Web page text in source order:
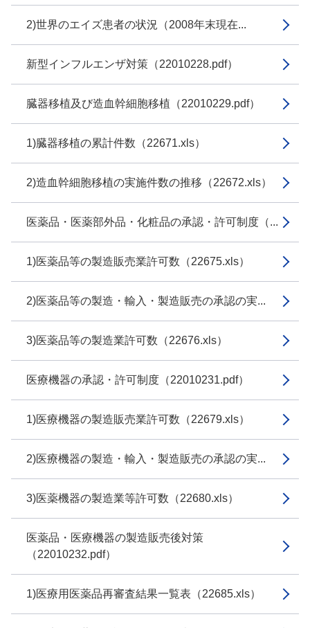
2)世界のエイズ患者の状況（2008年末現在...
新型インフルエンザ対策（22010228.pdf）
臓器移植及び造血幹細胞移植（22010229.pdf）
1)臓器移植の累計件数（22671.xls）
2)造血幹細胞移植の実施件数の推移（22672.xls）
医薬品・医薬部外品・化粧品の承認・許可制度（...
1)医薬品等の製造販売業許可数（22675.xls）
2)医薬品等の製造・輸入・製造販売の承認の実...
3)医薬品等の製造業許可数（22676.xls）
医療機器の承認・許可制度（22010231.pdf）
1)医療機器の製造販売業許可数（22679.xls）
2)医療機器の製造・輸入・製造販売の承認の実...
3)医薬機器の製造業等許可数（22680.xls）
医薬品・医療機器の製造販売後対策
（22010232.pdf）
1)医療用医薬品再審査結果一覧表（22685.xls）